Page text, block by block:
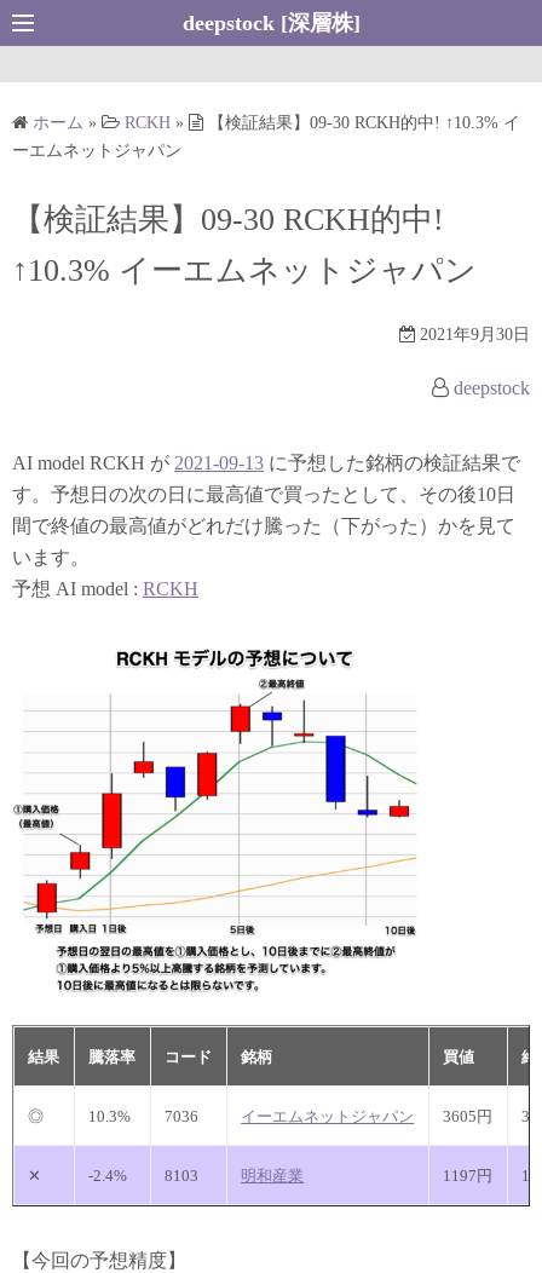
コ
ン
ッ
deepstock [深層株]
ホーム » RCKH »
【検証結果】09-30 RCKH的中! ↑10.3% イ
ーエムネットジャパン
【検証結果】09-30 RCKH的中!
↑10.3% イーエムネットジャパン
2021年9月30日
deepstock
AI model RCKH が 2021-09-13 に予想した銘柄の検証結果で
す。予想日の次の日に最高値で買ったとして、その後10日
間で終値の最高値がどれだけ騰った（下がった）かを見て
います。
予想 AI model : RCKH
結果 騰落率 コード 銘柄 買値 終
◎ 10.3% 7036 イーエムネットジャパン 3605円
✕ -2.4% 8103 明和産業 1197円
【今回の予想精度】